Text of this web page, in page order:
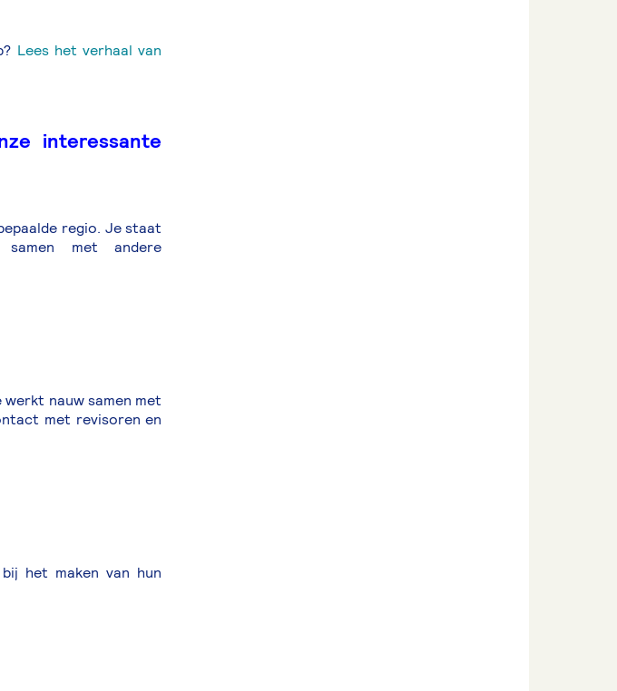
Lees het verhaal van
interessante
regio. Je staat
met andere
nauw samen met
met revisoren en
het maken van hun